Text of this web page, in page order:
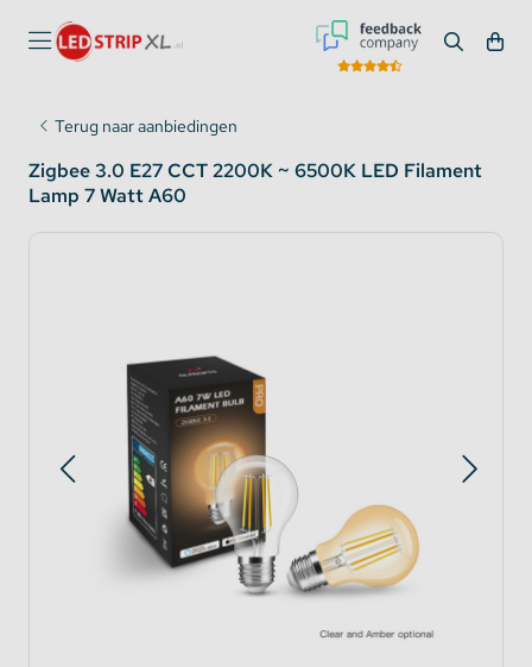
Terug naar aanbiedingen
Zigbee 3.0 E27 CCT 2200K ~ 6500K LED Filament
Lamp 7 Watt A60